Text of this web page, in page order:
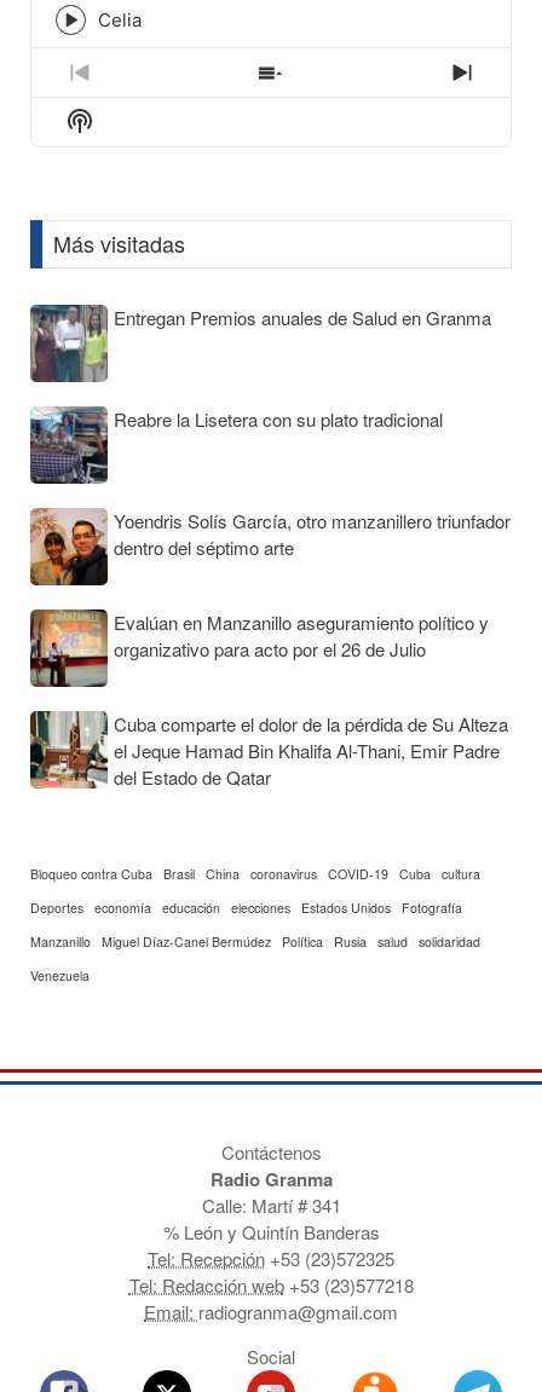
icon
Episode
play
icon
Celia
Previous
Episode
Show
Episodes
Next
Show
Podcast
Más visitadas
Entregan Premios anuales de Salud en Granma
Reabre la Lisetera con su plato tradicional
Yoendris Solís García, otro manzanillero triunfador
dentro del séptimo arte
Evalúan en Manzanillo aseguramiento político y
organizativo para acto por el 26 de Julio
Cuba comparte el dolor de la pérdida de Su Alteza
el Jeque Hamad Bin Khalifa Al-Thani, Emir Padre
del Estado de Qatar
Bloqueo contra Cuba Brasil China coronavirus COVID-19 Cuba
cultura
Deportes economía educación elecciones Estados Unidos
Fotografía
Manzanillo Miguel Díaz-Canel Bermúdez Política Rusia salud solidaridad
Venezuela
Contáctenos
Radio Granma
Calle: Martí # 341
% León y Quintín Banderas
Tel: Recepción +53 (23)572325
Tel: Redacción web+53 (23)577218
Email: radiogranma@gmail.com
Social